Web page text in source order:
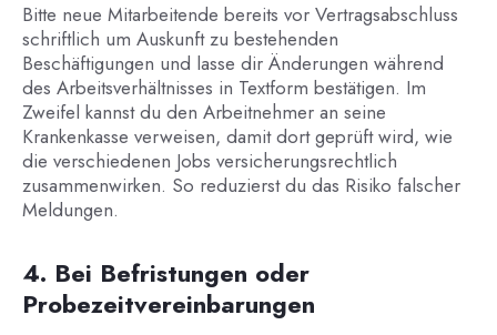
Bitte neue Mitarbeitende bereits vor Vertragsabschluss
schriftlich um Auskunft zu bestehenden
Beschäftigungen und lasse dir Änderungen während
des Arbeitsverhältnisses in Textform bestätigen. Im
Zweifel kannst du den Arbeitnehmer an seine
Krankenkasse verweisen, damit dort geprüft wird, wie
die verschiedenen Jobs versicherungsrechtlich
zusammenwirken. So reduzierst du das Risiko falscher
Meldungen.
4. Bei Befristungen oder
Probezeitvereinbarungen